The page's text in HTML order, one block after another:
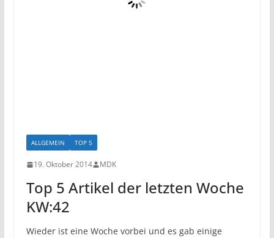
ALLGEMEIN TOP 5
19. Oktober 2014 MDK
Top 5 Artikel der letzten Woche
KW:42
Wieder ist eine Woche vorbei und es gab einige